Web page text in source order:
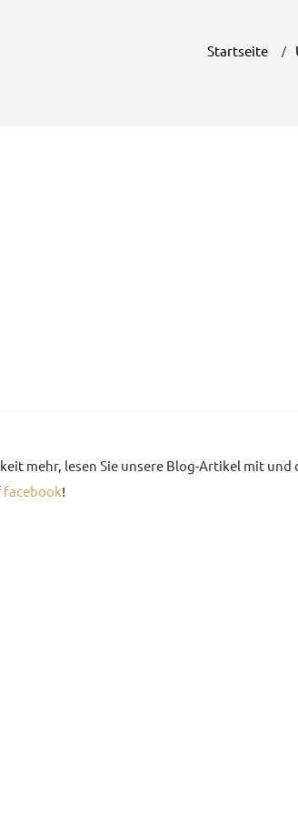
Startseite
mehr, lesen Sie unsere Blog-Artikel mit
facebook!